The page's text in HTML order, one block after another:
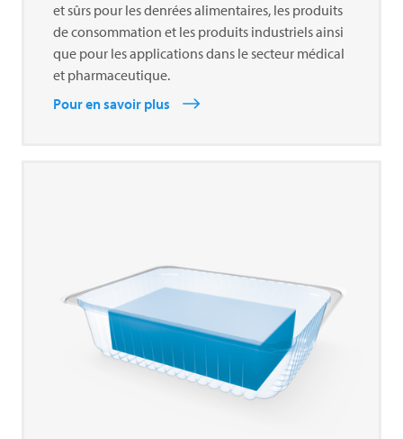
et sûrs pour les denrées alimentaires, les produits
de consommation et les produits industriels ainsi
que pour les applications dans le secteur médical
et pharmaceutique.
Pour en savoir plus